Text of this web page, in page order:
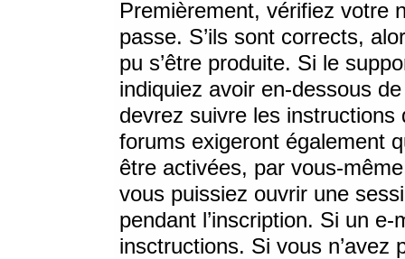
Premièrement, vérifiez votre
passe. S’ils sont corrects,
pu s’être produite. Si le
indiquiez avoir en-dessous
devrez suivre les
forums exigeront également
être activées, par vous-
vous puissiez ouvrir une
pendant l’inscription. Si un
insctructions. Si vous n’avez